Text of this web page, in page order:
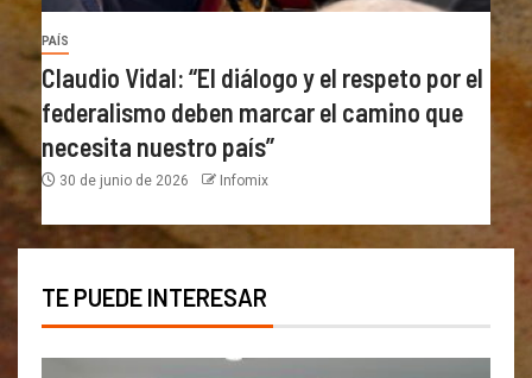
PAÍS
Claudio Vidal: “El diálogo y el respeto por el
federalismo deben marcar el camino que
necesita nuestro país”
30 de junio de 2026 Infomix
TE PUEDE INTERESAR